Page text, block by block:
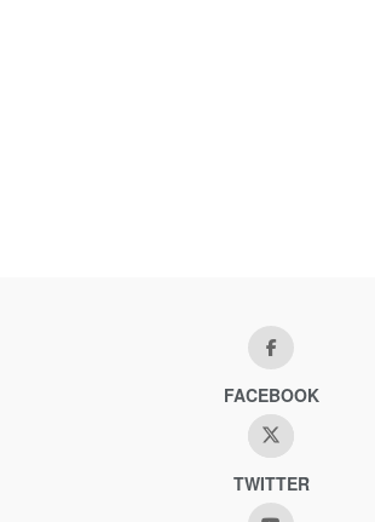
FACEBOOK
TWITTER